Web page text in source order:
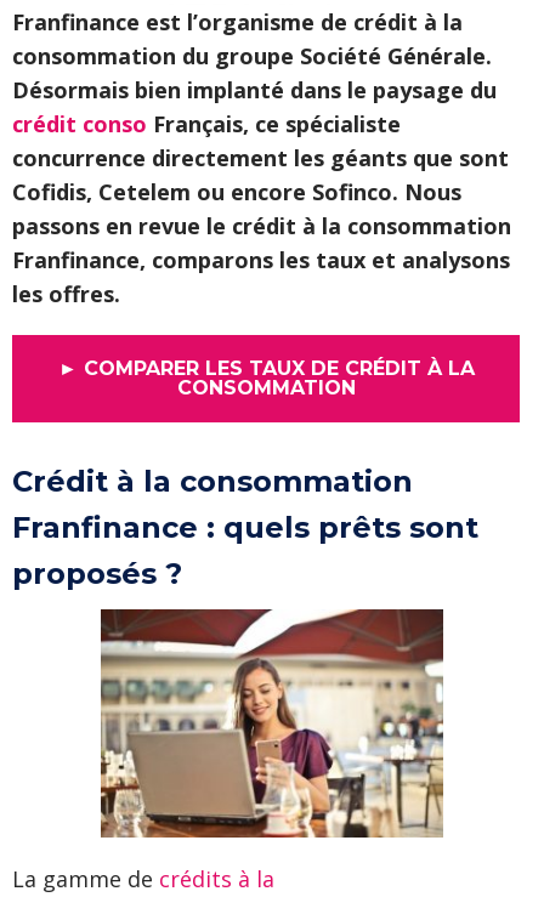
Franfinance est l’organisme de crédit à la
consommation du groupe Société Générale.
Désormais bien implanté dans le paysage du
crédit conso Français, ce spécialiste
concurrence directement les géants que sont
Cofidis, Cetelem ou encore Sofinco. Nous
passons en revue le crédit à la consommation
Franfinance, comparons les taux et analysons
les offres.
► COMPARER LES TAUX DE CRÉDIT À LA
CONSOMMATION
Crédit à la consommation
Franfinance : quels prêts sont
proposés ?
La gamme de crédits à la